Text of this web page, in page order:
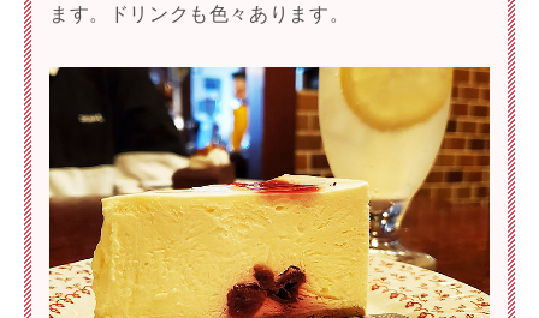
ます。ドリンクも色々あります。